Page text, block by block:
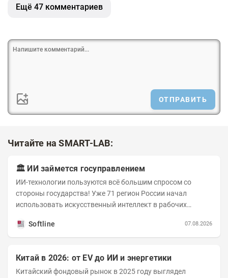
Ещё 47 комментариев
ОТПРАВИТЬ
Читайте на SMART-LAB:
🏛️ ИИ займется госуправлением
ИИ-технологии пользуются всё большим спросом со
стороны государства! Уже 71 регион России начал
использовать искусственный интеллект в рабочих
Softline
07.08.2026
Китай в 2026: от EV до ИИ и энергетики
Китайский фондовый рынок в 2025 году выглядел